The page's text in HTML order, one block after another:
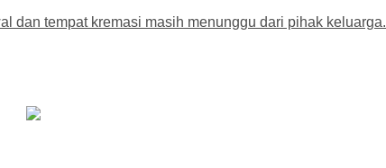
dan tempat kremasi masih menunggu dari pihak keluarga.